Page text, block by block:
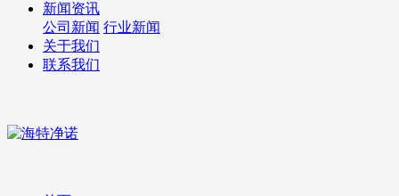
新闻资讯
公司新闻 行业新闻
关于我们
联系我们